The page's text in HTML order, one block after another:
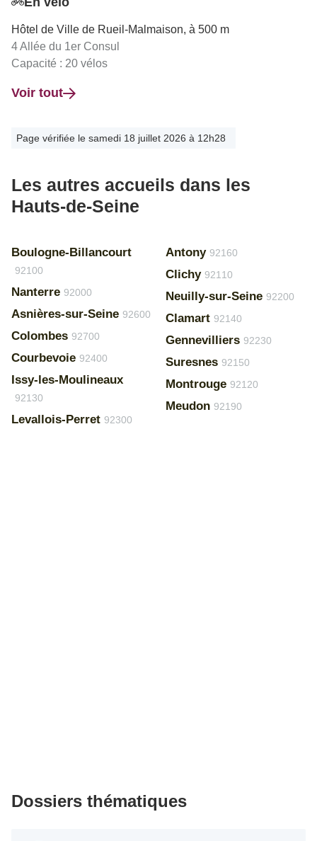
Hôtel de Ville de Rueil-Malmaison, à 500 m
4 Allée du 1er Consul
Capacité : 20 vélos
Voir tout
Page vérifiée le samedi 18 juillet 2026 à 12h28
Les autres accueils dans les
Hauts-de-Seine
Boulogne-Billancourt
92100
Nanterre 92000
Asnières-sur-Seine 92600
Colombes 92700
Courbevoie 92400
Issy-les-Moulineaux
92130
Levallois-Perret 92300
Antony 92160
Clichy 92110
Neuilly-sur-Seine 92200
Clamart 92140
Gennevilliers 92230
Suresnes 92150
Montrouge 92120
Meudon 92190
Dossiers thématiques